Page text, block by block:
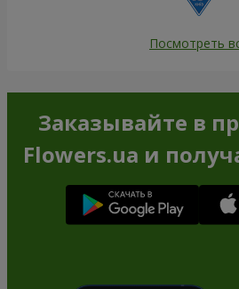
Посмотреть
Заказывайте в
Flowers.ua и